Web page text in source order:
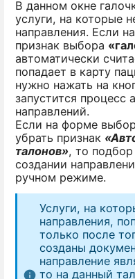
В данном окне
услуги, на которые
направления. Если
признак выбора
автоматически
попадает в карту
нужно нажать на
запустится процесс
направлений.
Если на форме
убрать признак
талонов», то
создании
ручном режиме.
Услуги, на
направления,
только после
созданы
направление
то на данный